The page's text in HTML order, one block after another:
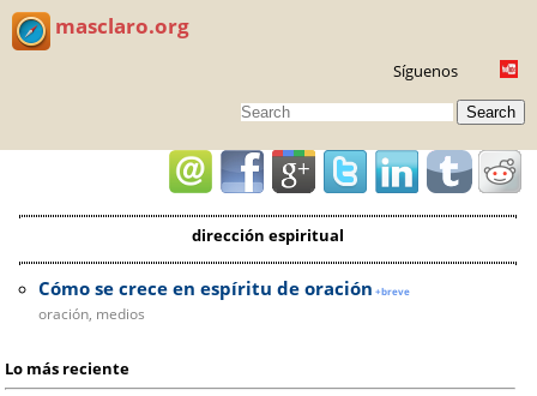
masclaro.org
Síguenos
Search
dirección espiritual
Cómo se crece en espíritu de oración +breve
oración, medios
Lo más reciente